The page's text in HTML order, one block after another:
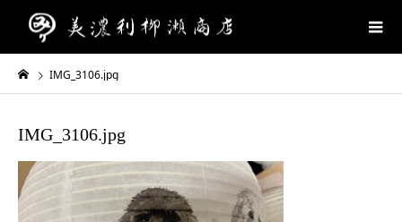
IMG_3106.jpg
IMG_3106.jpg